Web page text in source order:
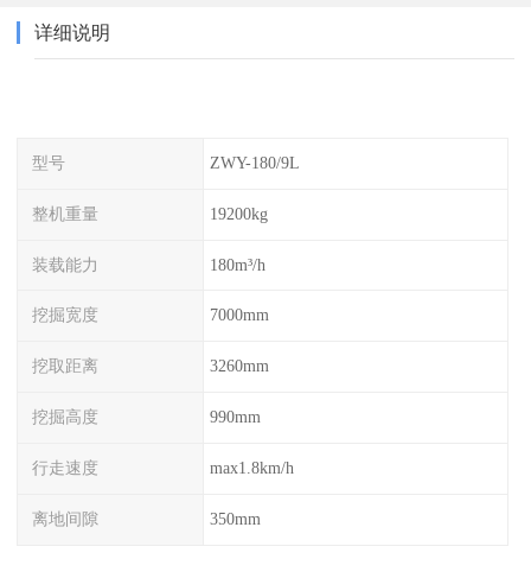
详细说明
型号 ZWY-180/9L
整机重量 19200kg
装载能力 180m³/h
挖掘宽度 7000mm
挖取距离 3260mm
挖掘高度 990mm
行走速度 max1.8km/h
离地间隙 350mm